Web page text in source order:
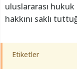
uluslararası
hakkını saklı
Etiketler